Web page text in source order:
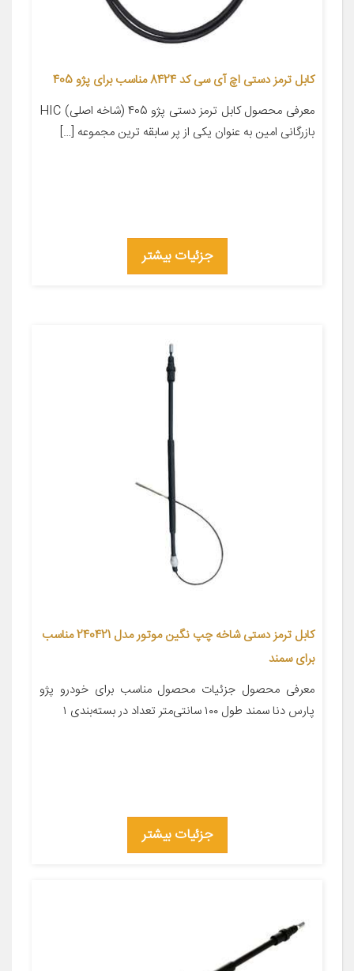
کابل ترمز دستی اچ آی سی کد 8424 مناسب برای پژو 405
معرفی محصول کابل ترمز دستی پژو 405 (شاخه اصلی) HIC
بازرگانی امین به عنوان یکی از پر سابقه ترین مجموعه […]
جزئیات بیشتر
کابل ترمز دستی شاخه چپ نگین موتور مدل 240421 مناسب
برای سمند
معرفی محصول جزئیات محصول مناسب برای خودرو پژو
پارس دنا سمند طول ۱۰۰ سانتی‌متر تعداد در بسته‌بندی ۱
جزئیات بیشتر